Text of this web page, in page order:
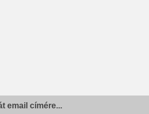
email címére...